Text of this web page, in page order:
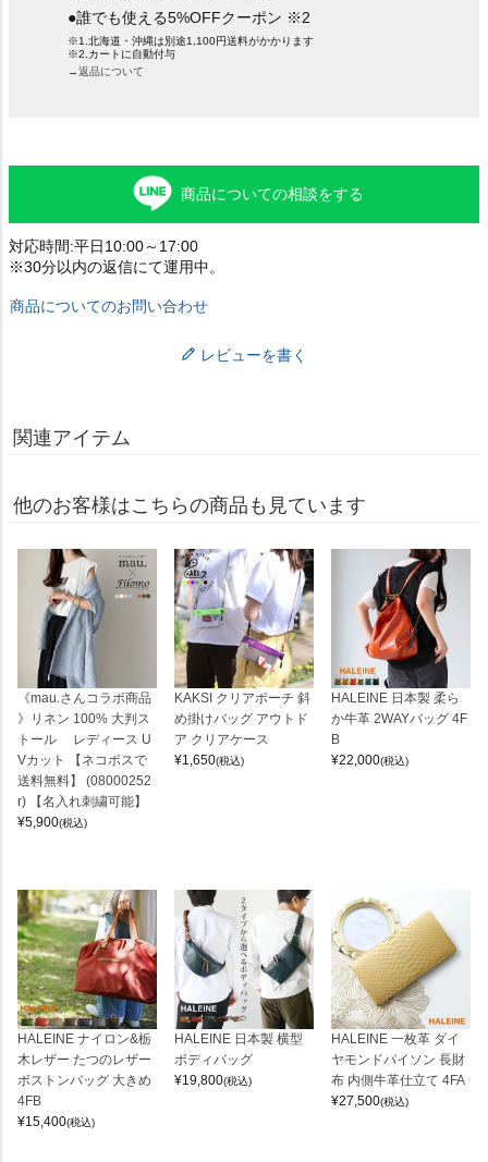
●誰でも使える5%OFFクーポン ※2
※1.北海道・沖縄は別途1,100円送料がかかります
※2.カートに自動付与
→返品について
商品についての相談をする
対応時間:平日10:00～17:00
※30分以内の返信にて運用中。
商品についてのお問い合わせ
レビューを書く
関連アイテム
他のお客様はこちらの商品も見ています
《mau.さんコラボ商品
》リネン 100% 大判ス
トール レディース U
Vカット 【ネコポスで
送料無料】 (08000252
r) 【名入れ刺繍可能】
¥5,900(税込)
KAKSI クリアポーチ 斜
め掛けバッグ アウトド
ア クリアケース
¥1,650(税込)
HALEINE 日本製 柔ら
か牛革 2WAYバッグ 4F
B
¥22,000(税込)
HALEINE ナイロン&栃
木レザー たつのレザー
ボストンバッグ 大きめ
4FB
¥15,400(税込)
HALEINE 日本製 横型
ボディバッグ
¥19,800(税込)
HALEINE 一枚革 ダイ
ヤモンドパイソン 長財
布 内側牛革仕立て 4FA
¥27,500(税込)